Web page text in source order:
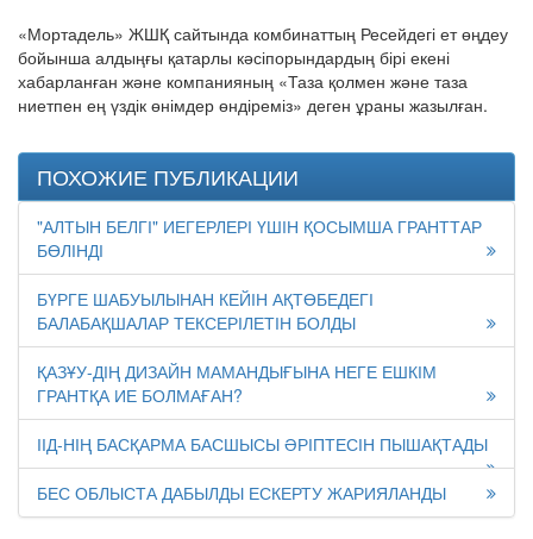
«Мортадель» ЖШҚ сайтында комбинаттың Ресейдегі ет өңдеу
бойынша алдыңғы қатарлы кәсіпорындардың бірі екені
хабарланған және компанияның «Таза қолмен және таза
ниетпен ең үздік өнімдер өндіреміз» деген ұраны жазылған.
ПОХОЖИЕ ПУБЛИКАЦИИ
"АЛТЫН БЕЛГІ" ИЕГЕРЛЕРІ ҮШІН ҚОСЫМША ГРАНТТАР
БӨЛІНДІ
БҮРГЕ ШАБУЫЛЫНАН КЕЙІН АҚТӨБЕДЕГІ
БАЛАБАҚШАЛАР ТЕКСЕРІЛЕТІН БОЛДЫ
ҚАЗҰУ-ДІҢ ДИЗАЙН МАМАНДЫҒЫНА НЕГЕ ЕШКІМ
ГРАНТҚА ИЕ БОЛМАҒАН?
ІІД-НІҢ БАСҚАРМА БАСШЫСЫ ӘРІПТЕСІН ПЫШАҚТАДЫ
БЕС ОБЛЫСТА ДАБЫЛДЫ ЕСКЕРТУ ЖАРИЯЛАНДЫ